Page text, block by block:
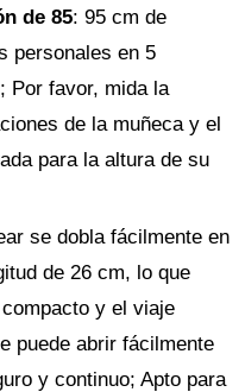
de 85: 95 cm de
personales en 5
Por favor, mida la
de la muñeca y el
para la altura de su
se dobla fácilmente en
de 26 cm, lo que
y el viaje
puede abrir fácilmente
y continuo; Apto para